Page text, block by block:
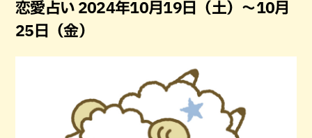
恋愛占い 2024年10月19日（土）～10月
25日（金）